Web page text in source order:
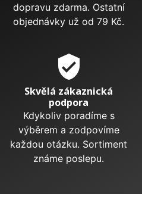
dopravu zdarma. Ostatní
objednávky už od 79 Kč.
verified_user
Skvělá zákaznická
podpora
Kdykoliv poradíme s
výběrem a zodpovíme
každou otázku. Sortiment
známe poslepu.